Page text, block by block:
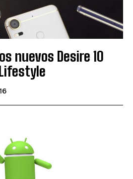
nuevos Desire 10